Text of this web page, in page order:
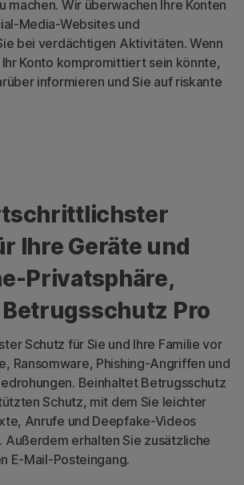
machen. Wir überwachen Ihre Konten
Media-Websites und
bei verdächtigen Aktivitäten. Wenn
Konto kompromittiert sein könnte,
informieren und Sie auf riskante
Ihre Geräte und
Privatsphäre,
Pro
Schutz für Sie und Ihre Familie vor
Ransomware, Phishing-Angriffen und
Beinhaltet Betrugsschutz
Schutz, mit dem Sie leichter
Anrufe und Deepfake-Videos
Außerdem erhalten Sie zusätzliche
E-Mail-Posteingang.